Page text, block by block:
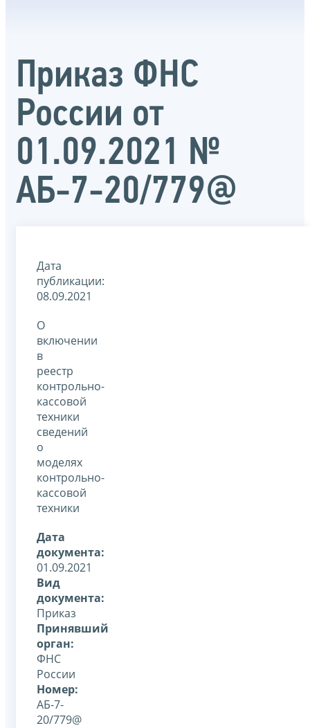
Приказ ФНС
России от
01.09.2021 №
АБ-7-20/779@
Дата
публикации:
08.09.2021
О
включении
в
реестр
контрольно-
кассовой
техники
сведений
о
моделях
контрольно-
кассовой
техники
Дата
документа:
01.09.2021
Вид
документа:
Приказ
Принявший
орган:
ФНС
России
Номер:
АБ-7-
20/779@